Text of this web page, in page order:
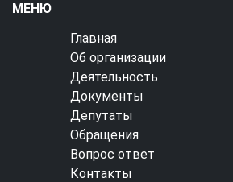
МЕНЮ
Главная
Об организации
Деятельность
Документы
Депутаты
Обращения
Вопрос ответ
Контакты